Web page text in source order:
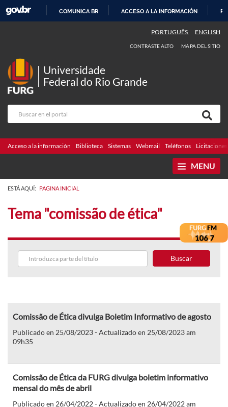
CONTENIDO
COMUNICA BR ACCESO A LA INFORMACIÓN
PORTUGUÊS ENGLISH
CONTRASTE ALTO MAPA DEL SITIO
Universidade
Federal do Rio Grande
Acceso a la información Biblioteca Sistemas Webmail Teléfonos Licitaciones
MENU
ESTÁ AQUÍ: PAGINA INICIAL
Tema "comissão de ética"
Buscar
Comissão de Ética divulga Boletim Informativo de agosto
Publicado en 25/08/2023 - Actualizado en 25/08/2023 am
09h35
Comissão de Ética da FURG divulga boletim informativo
mensal do mês de abril
Publicado en 26/04/2022 - Actualizado en 26/04/2022 am